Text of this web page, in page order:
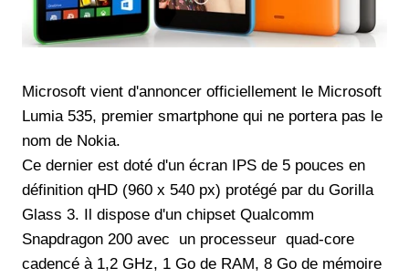
Microsoft vient d'annoncer officiellement le Microsoft
Lumia 535, premier smartphone qui ne portera pas le
nom de Nokia.
Ce dernier est doté d'un écran IPS de 5 pouces en
définition qHD (960 x 540 px) protégé par du Gorilla
Glass 3. Il dispose d'un chipset Qualcomm
Snapdragon 200 avec un processeur quad-core
cadencé à 1,2 GHz, 1 Go de RAM, 8 Go de mémoire